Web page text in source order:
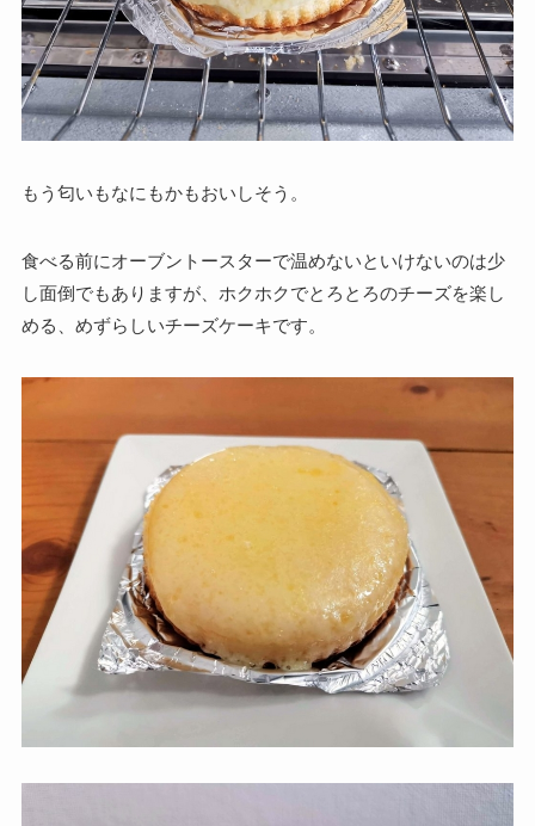
もう匂いもなにもかもおいしそう。
食べる前にオーブントースターで温めないといけないのは少
し面倒でもありますが、 ホクホクでとろとろのチーズを楽し
める、めずらしいチーズケーキです。